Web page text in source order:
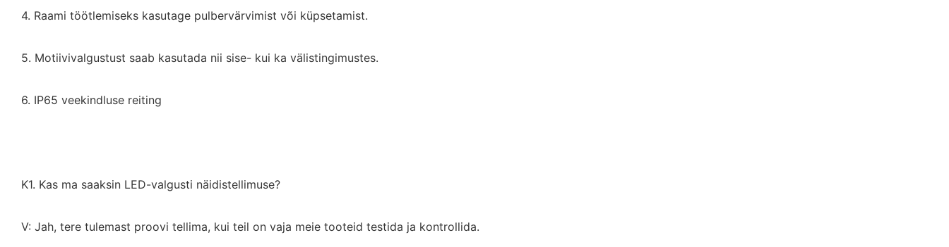
4. Raami töötlemiseks kasutage pulbervärvimist või küpsetamist.
5. Motiivivalgustust saab kasutada nii sise- kui ka välistingimustes.
6. IP65 veekindluse reiting
K1. Kas ma saaksin LED-valgusti näidistellimuse?
V: Jah, tere tulemast proovi tellima, kui teil on vaja meie tooteid testida ja kontrollida.